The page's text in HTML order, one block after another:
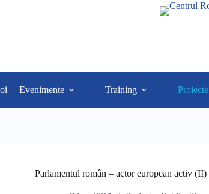
Evenimente Training Proiecte
Parlamentul român – actor european activ (II)